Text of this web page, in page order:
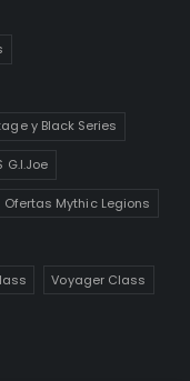
y Black Series
G.I.Joe
Ofertas Mythic Legions
Voyager Class